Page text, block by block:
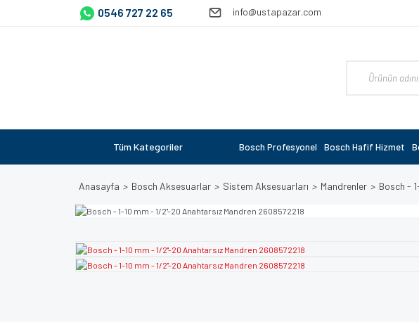
0546 727 22 65 info@ustapazar.com
Tüm Kategoriler Bosch Profesyonel Bosch Hafif Hizmet
Anasayfa Bosch Aksesuarlar Sistem Aksesuarları Mandrenler Bosch -